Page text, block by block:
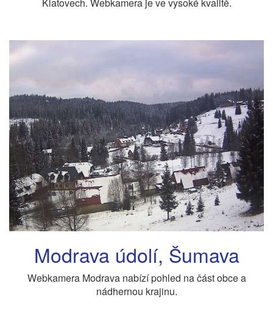
Modrava údolí, Šumava
Webkamera Modrava nabízí pohled na část obce a
nádhernou krajinu.